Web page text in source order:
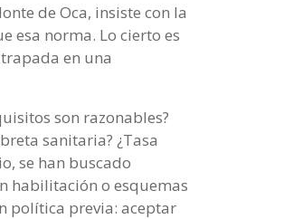
de Oca, insiste con la
esa norma. Lo cierto es
en una
son razonables?
sanitaria? ¿Tasa
se han buscado
habilitación o esquemas
política previa: aceptar